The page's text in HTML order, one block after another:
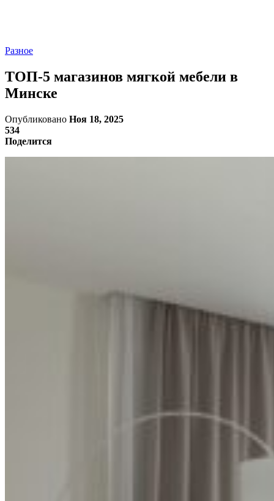
Разное
ТОП-5 магазинов мягкой мебели в
Минске
Опубликовано Ноя 18, 2025
534
Поделится